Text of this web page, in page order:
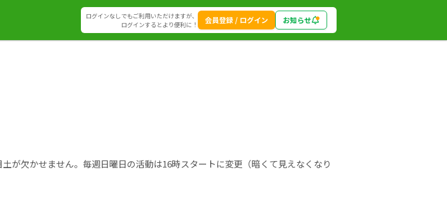
ログインなしでもご利用いただけますが、
ログインするとより便利に！
会員登録 / ログイン お知らせ
が欠かせません。毎週日曜日の活動は16時スタートに変更（暗くて見えなくなり